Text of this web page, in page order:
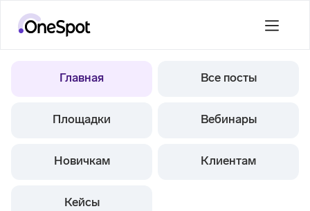
Главная Все посты
Площадки Вебинары
Новичкам Клиентам
Кейсы